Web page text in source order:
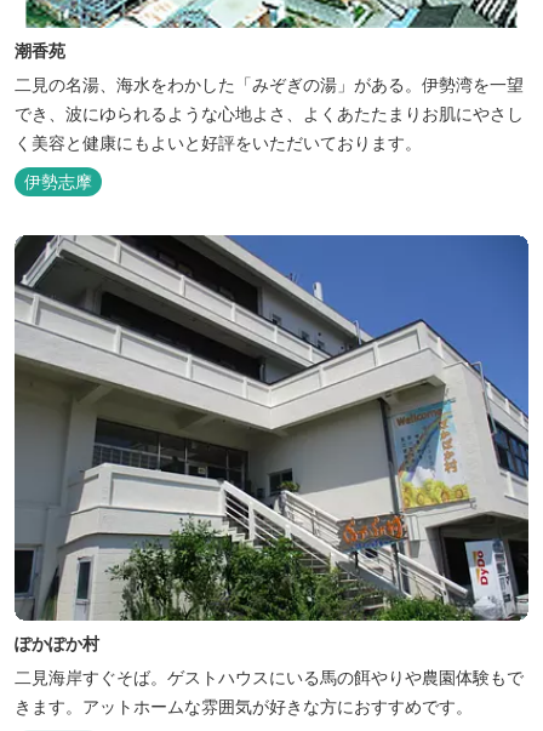
潮香苑
二見の名湯、海水をわかした「みぞぎの湯」がある。伊勢湾を一望
でき、波にゆられるような心地よさ、よくあたたまりお肌にやさし
く美容と健康にもよいと好評をいただいております。
伊勢志摩
ぽかぽか村
二見海岸すぐそば。ゲストハウスにいる馬の餌やりや農園体験もで
きます。アットホームな雰囲気が好きな方におすすめです。